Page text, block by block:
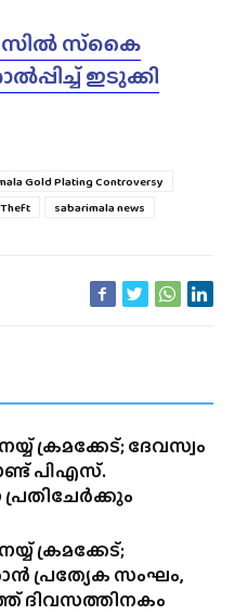
സ്‌കൈ
ഇടുക്കി
Gold Plating Controversy
sabarimala news
ക്രമക്കേട്; ദേവസ്വം
പിഎസ്.
പ്രതിചേർക്കും
ക്രമക്കേട്;
പ്രത്യേക സംഘം,
ദിവസത്തിനകം